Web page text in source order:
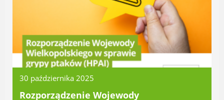
RADA MIASTA LUBOŃ
Portal Mieszkańca. Aktualne informacje
Radni Rady Miasta Luboń
Sesja Rady Miasta
Harmonogram dyżurów radnych
Komisje Rady Miasta Luboń
30 października 2025
Rozporządzenie Wojewody